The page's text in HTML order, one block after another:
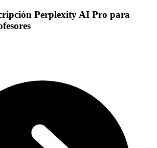
Perplexity AI Pro para